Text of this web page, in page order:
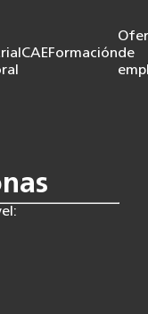
CAEFormaciónde